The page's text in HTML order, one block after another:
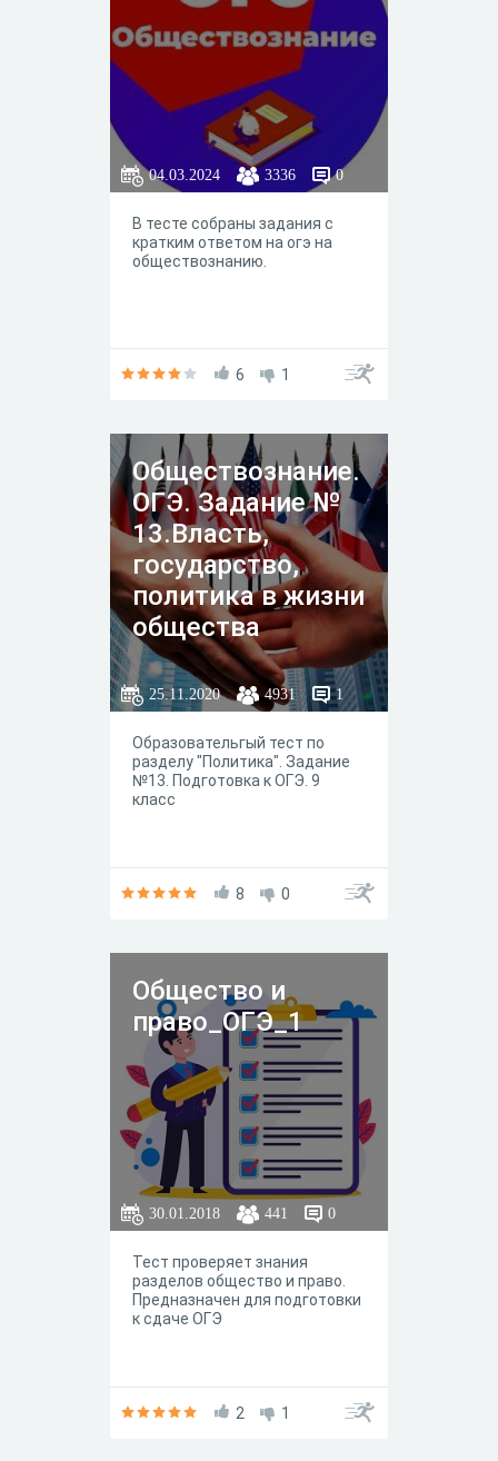
04.03.2024 3336 0
В тесте собраны задания с
кратким ответом на огэ на
обществознанию.
6 1
Обществознание.
ОГЭ. Задание №
13.Власть,
государство,
политика в жизни
общества
25.11.2020 4931 1
Образовательгый тест по
разделу "Политика". Задание
№13. Подготовка к ОГЭ. 9
класс
8 0
Общество и
право_ОГЭ_1
30.01.2018 441 0
Тест проверяет знания
разделов общество и право.
Предназначен для подготовки
к сдаче ОГЭ
2 1